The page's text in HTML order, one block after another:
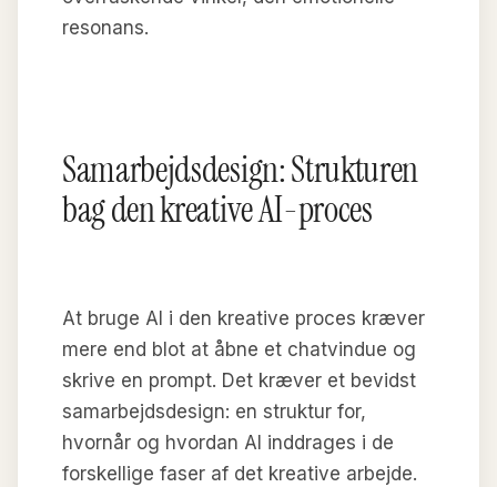
resonans.
Samarbejdsdesign: Strukturen
bag den kreative AI-proces
At bruge AI i den kreative proces kræver
mere end blot at åbne et chatvindue og
skrive en prompt. Det kræver et bevidst
samarbejdsdesign: en struktur for,
hvornår og hvordan AI inddrages i de
forskellige faser af det kreative arbejde.